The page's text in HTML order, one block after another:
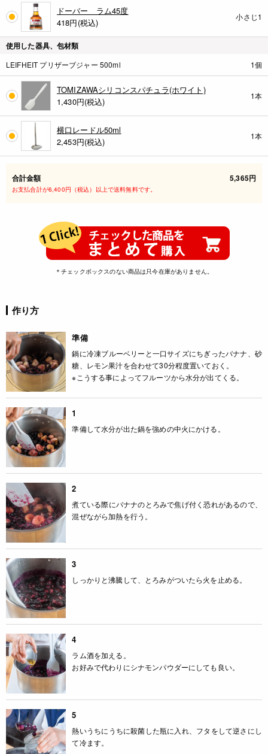
ドーバー ラム45度
418円(税込)
小さじ1
使用した器具、包材類
LEIFHEIT プリザーブジャー 500ml 1個
TOMIZAWAシリコンスパチュラ(ホワイト)
1,430円(税込)
1本
横口レードル50ml
2,453円(税込)
1本
合計金額 5,365円
お支払合計が6,400円（税込）以上で送料無料です。
＊チェックボックスのない商品は只今在庫がありません。
作り方
準備
鍋に冷凍ブルーベリーと一口サイズにちぎったバナナ、砂
糖、レモン果汁を合わせて30分程度置いておく。
※こうする事によってフルーツから水分が出てくる。
1
準備して水分が出た鍋を強めの中火にかける。
2
煮ている際にバナナのとろみで焦げ付く恐れがあるので、
混ぜながら加熱を行う。
3
しっかりと沸騰して、とろみがついたら火を止める。
4
ラム酒を加える。
お好みで代わりにシナモンパウダーにしても良い。
5
熱いうちにうちに殺菌した瓶に入れ、フタをして逆さにし
て冷ます。